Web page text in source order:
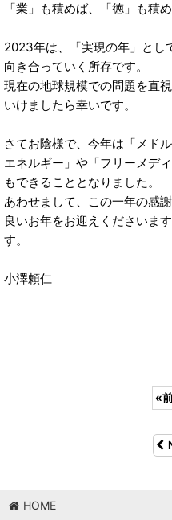
「業」も積めば、「徳」も積
2023年は、「実現の年」とし
向き合っていく所存です。
現在の地球規模での問題を直
いけましたら幸いです。
さてお陰様で、今年は「メド
エネルギー」や「フリーメデ
もできることとなりました。
あわせまして、この一年の感
良いお年をお迎えくださいま
す。
小澤頼仁
«
HOME